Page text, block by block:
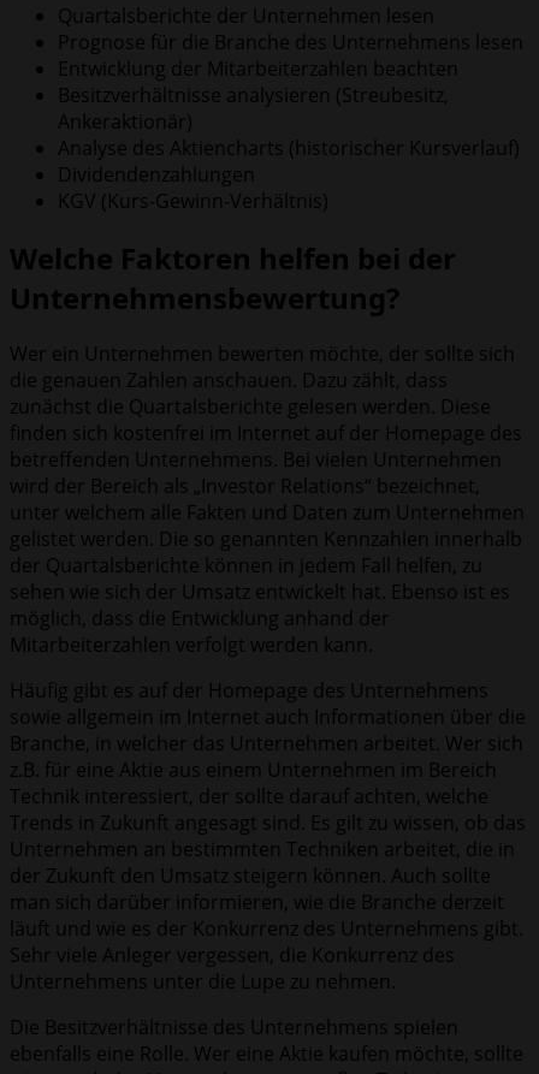
Quartalsberichte der Unternehmen lesen
Prognose für die Branche des Unternehmens lesen
Entwicklung der Mitarbeiterzahlen beachten
Besitzverhältnisse analysieren (Streubesitz,
Ankeraktionär)
Analyse des Aktiencharts (historischer Kursverlauf)
Dividendenzahlungen
KGV (Kurs-Gewinn-Verhältnis)
Welche Faktoren helfen bei der
Unternehmensbewertung?
Wer ein Unternehmen bewerten möchte, der sollte sich
die genauen Zahlen anschauen. Dazu zählt, dass
zunächst die Quartalsberichte gelesen werden. Diese
finden sich kostenfrei im Internet auf der Homepage des
betreffenden Unternehmens. Bei vielen Unternehmen
wird der Bereich als „Investor Relations“ bezeichnet,
unter welchem alle Fakten und Daten zum Unternehmen
gelistet werden. Die so genannten Kennzahlen innerhalb
der Quartalsberichte können in jedem Fall helfen, zu
sehen wie sich der Umsatz entwickelt hat. Ebenso ist es
möglich, dass die Entwicklung anhand der
Mitarbeiterzahlen verfolgt werden kann.
Häufig gibt es auf der Homepage des Unternehmens
sowie allgemein im Internet auch Informationen über die
Branche, in welcher das Unternehmen arbeitet. Wer sich
z.B. für eine Aktie aus einem Unternehmen im Bereich
Technik interessiert, der sollte darauf achten, welche
Trends in Zukunft angesagt sind. Es gilt zu wissen, ob das
Unternehmen an bestimmten Techniken arbeitet, die in
der Zukunft den Umsatz steigern können. Auch sollte
man sich darüber informieren, wie die Branche derzeit
läuft und wie es der Konkurrenz des Unternehmens gibt.
Sehr viele Anleger vergessen, die Konkurrenz des
Unternehmens unter die Lupe zu nehmen.
Die Besitzverhältnisse des Unternehmens spielen
ebenfalls eine Rolle. Wer eine Aktie kaufen möchte, sollte